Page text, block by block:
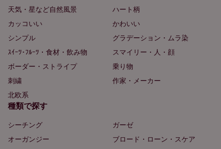
天気・星など自然風景
ハート柄
カッコいい
かわいい
シンプル
グラデーション・ムラ染
ｽｲｰﾂ･ﾌﾙｰﾂ・食材・飲み物
スマイリー・人・顔
ボーダー・ストライプ
乗り物
刺繍
作家・メーカー
北欧系
種類で探す
シーチング
ガーゼ
オーガンジー
ブロード・ローン・スケア